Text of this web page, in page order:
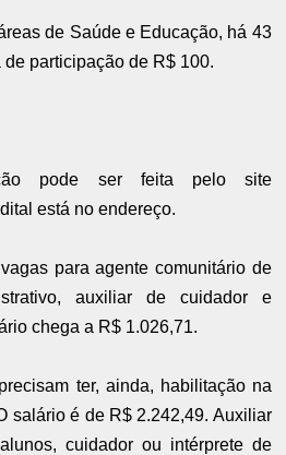
de Saúde e Educação, há 43
participação de R$ 100.
pode ser feita pelo site
está no endereço.
para agente comunitário de
auxiliar de cuidador e
chega a R$ 1.026,71.
ter, ainda, habilitação na
salário é de R$ 2.242,49. Auxiliar
cuidador ou intérprete de